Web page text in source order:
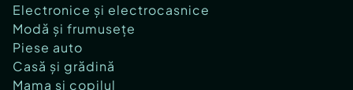
Electronice și electrocasnice
Modă și frumusețe
Piese auto
Casă și grădină
Mama și copilul